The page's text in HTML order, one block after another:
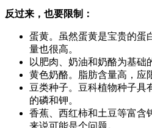
反过来，也要限制：
蛋黄。虽然蛋黄是宝贵的蛋
量也很高。
以肥肉、奶油和奶酪为基础
黄色奶酪。脂肪含量高，应
豆类种子。豆科植物种子具
的磷和钾。
香蕉、西红柿和土豆等富含
来说可能是个问题。